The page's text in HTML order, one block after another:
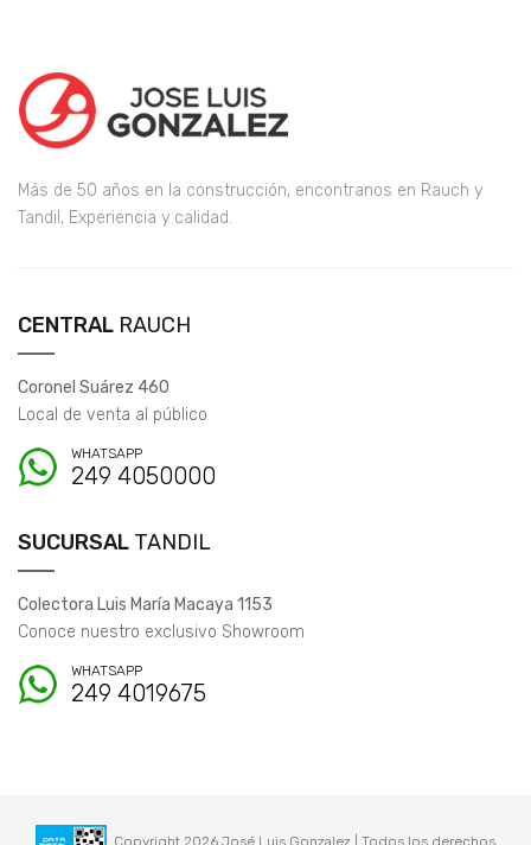
Más de 50 años en la construcción, encontranos en Rauch y
Tandil, Experiencia y calidad.
CENTRAL RAUCH
Coronel Suárez 460
Local de venta al público
WHATSAPP
249 4050000
SUCURSAL TANDIL
Colectora Luis María Macaya 1153
Conoce nuestro exclusivo Showroom
WHATSAPP
249 4019675
Copyright 2026 José Luis Gonzalez | Todos los derechos